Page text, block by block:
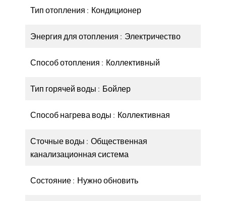
Тип отопления Кондиционер
Энергия для отопления Электричество
Способ отопления Коллективный
Тип горячей воды Бойлер
Способ нагрева воды Коллективная
Сточные воды
Общественная
канализационная система
Состояние Нужно обновить